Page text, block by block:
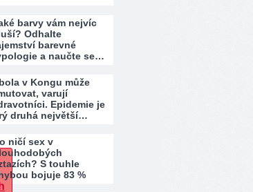
barvy vám nejvíc
Odhalte
barevné
a naučte se…
v Kongu může
varují
Epidemie je
druhá největší…
ničí sex v
S touhle
bojuje 83 %
Patříte…